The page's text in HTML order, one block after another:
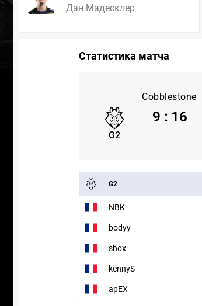
Дан Мадесклер
Статистика матча
Cobblestone
G2
9 : 16
G2
NBK
bodyy
shox
kennyS
apEX